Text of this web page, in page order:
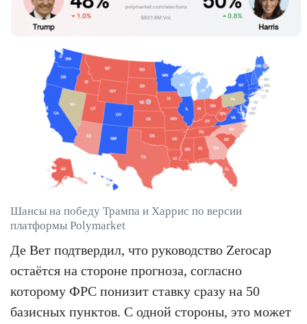
Шансы на победу Трампа и Харрис по версии
платформы Polymarket
Де Вет подтвердил, что руководство Zerocap
остаётся на стороне прогноза, согласно
которому ФРС понизит ставку сразу на 50
базисных пунктов. С одной стороны, это может